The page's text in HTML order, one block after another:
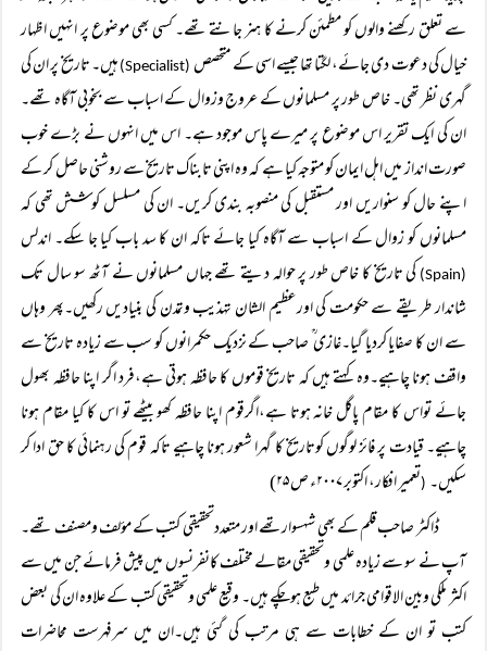
سے تعلق رکھنے والوں کو مطمئن کرنے کا ہنر جانتے تھے۔ کسی بھی موضوع پر انہیں اظہار
خیال کی دعوت دی جائے، لگتا تھا جیسے اسی کے متخصص (Specialist)
ہیں۔ تاریخ پر ان کی
گہری نظر تھی۔ خاص طور پر مسلمانوں کے عروج وزوال کے اسباب سے بخوبی آگاہ تھے۔
ان کی ایک تقریر اس موضوع پر میرے پاس موجود ہے۔ اس میں انہوں نے بڑے خوب
صورت انداز میں اہل ایمان کو متوجہ کیا ہے کہ وہ اپنی تابناک تاریخ سے روشنی حاصل کر کے
اپنے حال کو سنواریں اور مستقبل کی منصوبہ بندی کریں۔ ان کی مسلسل کوشش تھی کہ
مسلمانوں کو زوال کے اسباب سے آگاہ کیا جائے تاکہ ان کا سد باب کیا جا سکے۔ اندلس
(Spain)
کی تاریخ کا خاص طور پر حوالہ دیتے تھے جہاں مسلمانوں نے آٹھ سو سال تک
شاندار طریقے سے حکومت کی اورعظیم الشان تہذیب وتمدن کی بنیادیں رکھیں۔پھر وہاں
سے ان کا صفایا کردیا گیا۔غازی ؒ صاحب کے نزدیک حکمرانوں کو سب سے زیادہ تاریخ سے
واقف ہونا چاہیے۔وہ کہتے ہیں کہ تاریخ قوموں کا حافظہ ہوتی ہے،فرد اگر اپنا حافظہ بھول
جائے تواس کا مقام پاگل خانہ ہوتا ہے،اگرقوم اپنا حافظہ کھو بیٹھے تو اس کا کیا مقام ہونا
چاہیے۔ قیادت پر فائز لوگوں کوتاریخ کا گہرا شعور ہونا چاہیے تاکہ قوم کی رہنمائی کا حق ادا کر
سکیں۔ (تعمیر افکار، اکتوبر ۲۰۰۷ء ص ۲۵)
ڈاکٹر صاحب قلم کے بھی شہسوارتھے اور متعددتحقیقی کتب کے مؤلف ومصنف تھے۔
آپ نے سو سے زیادہ علمی وتحقیقی مقالے مختلف کانفرنسوں میں پیش فرمائے جن میں سے
اکثر ملکی وبین الاقوامی جرائد میں طبع ہوچکے ہیں۔ وقیع علمی وتحقیقی کتب کے علاوہ ان کی بعض
کتب تو ان کے خطابات سے ہی مرتب کی گئی ہیں۔ان میں سرفہرست محاضرات